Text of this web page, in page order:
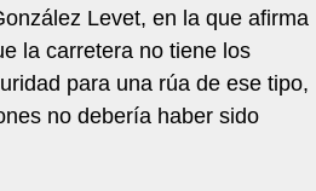
Levet, en la que afirma
la carretera no tiene los
para una rúa de ese tipo,
no debería haber sido